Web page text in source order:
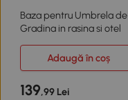
Baza pentru Umbrela de
Gradina in rasina si otel
Adaugă în coș
139,99 Lei